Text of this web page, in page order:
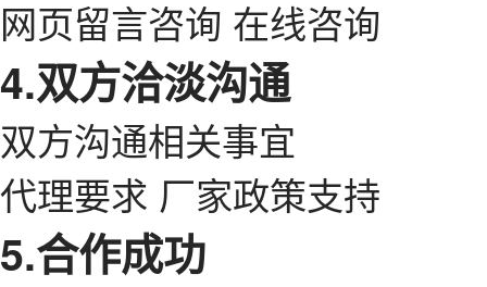
网页留言咨询 在线咨询
4.双方洽淡沟通
双方沟通相关事宜
代理要求 厂家政策支持
5.合作成功